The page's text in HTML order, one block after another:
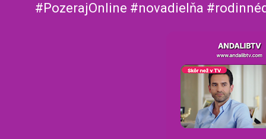
#PozerajOnline #novadielňa